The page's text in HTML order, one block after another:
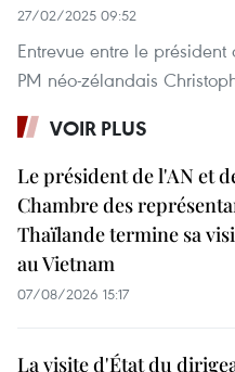
27/02/2025 09:52
Entrevue entre le
PM néo-zélandais
VOIR PLUS
Le président de l'AN et
Chambre des
Thaïlande termine sa
au Vietnam
07/08/2026 15:17
La visite d'État du